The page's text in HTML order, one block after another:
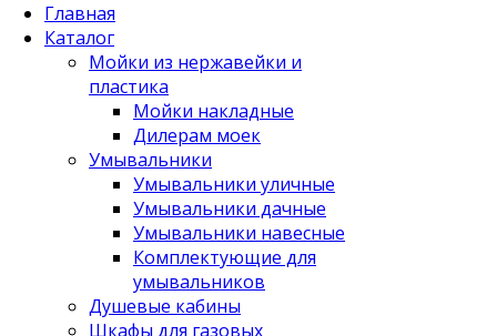
Главная
Каталог
Мойки из нержавейки и
пластика
Мойки накладные
Дилерам моек
Умывальники
Умывальники уличные
Умывальники дачные
Умывальники навесные
Комплектующие для
умывальников
Душевые кабины
Шкафы для газовых